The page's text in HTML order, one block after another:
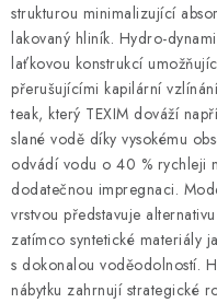
DOPLŇKY
PERGOLY
GRILY
VÝPRODEJ
NOVINKY
strukturou minimalizující
lakovaný hliník. Hydro-
laťkovou konstrukcí
přerušujícími kapilární
teak, který TEXIM dováží
slané vodě díky vysokému
odvádí vodu o 40 % rychleji
dodatečnou impregnaci.
vrstvou představuje
zatímco syntetické materiály
s dokonalou voděodolností.
nábytku zahrnují strategické